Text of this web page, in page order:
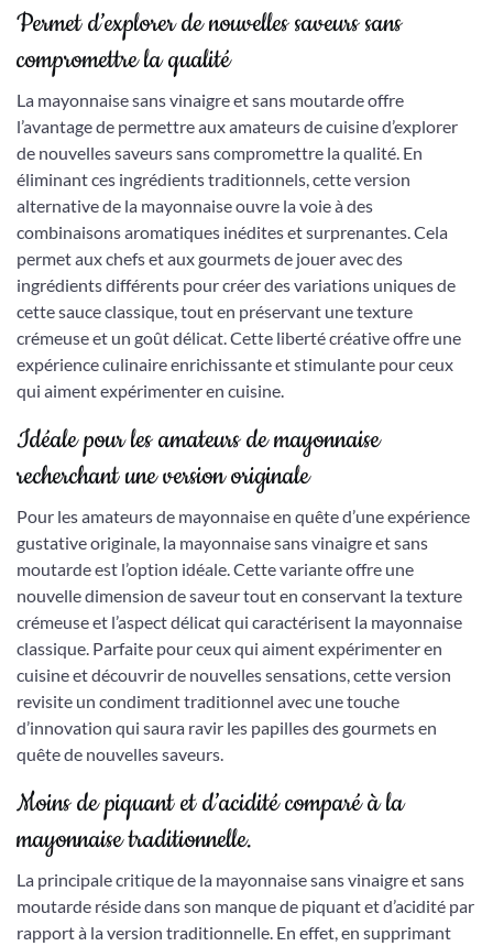
Permet d’explorer de nouvelles saveurs sans
compromettre la qualité
La mayonnaise sans vinaigre et sans moutarde offre
l’avantage de permettre aux amateurs de cuisine d’explorer
de nouvelles saveurs sans compromettre la qualité. En
éliminant ces ingrédients traditionnels, cette version
alternative de la mayonnaise ouvre la voie à des
combinaisons aromatiques inédites et surprenantes. Cela
permet aux chefs et aux gourmets de jouer avec des
ingrédients différents pour créer des variations uniques de
cette sauce classique, tout en préservant une texture
crémeuse et un goût délicat. Cette liberté créative offre une
expérience culinaire enrichissante et stimulante pour ceux
qui aiment expérimenter en cuisine.
Idéale pour les amateurs de mayonnaise
recherchant une version originale
Pour les amateurs de mayonnaise en quête d’une expérience
gustative originale, la mayonnaise sans vinaigre et sans
moutarde est l’option idéale. Cette variante offre une
nouvelle dimension de saveur tout en conservant la texture
crémeuse et l’aspect délicat qui caractérisent la mayonnaise
classique. Parfaite pour ceux qui aiment expérimenter en
cuisine et découvrir de nouvelles sensations, cette version
revisite un condiment traditionnel avec une touche
d’innovation qui saura ravir les papilles des gourmets en
quête de nouvelles saveurs.
Moins de piquant et d’acidité comparé à la
mayonnaise traditionnelle.
La principale critique de la mayonnaise sans vinaigre et sans
moutarde réside dans son manque de piquant et d’acidité par
rapport à la version traditionnelle. En effet, en supprimant